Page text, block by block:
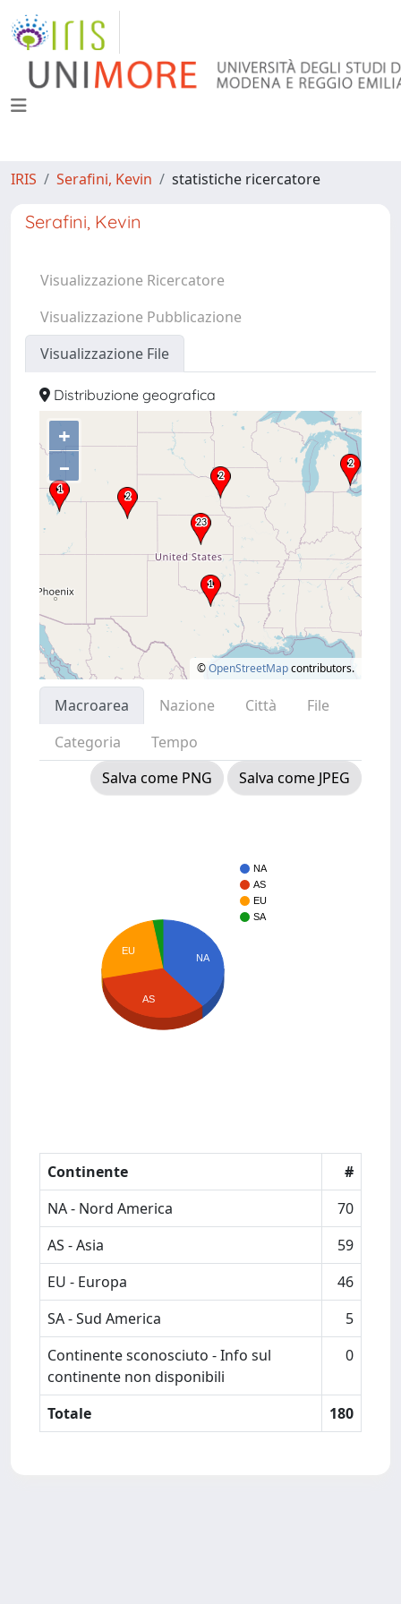
IRIS Serafini, Kevin statistiche ricercatore
Serafini, Kevin
Visualizzazione Ricercatore
Visualizzazione Pubblicazione
Visualizzazione File
Distribuzione geografica
+
–
©OpenStreetMapcontributors.
Macroarea Nazione Città
File
Categoria
Tempo
Salva come PNG
Salva come JPEG
NA
AS
EU
SA
NA
EU
AS
Continente
#
NA - Nord America
70
AS - Asia
59
EU - Europa
46
SA - Sud America
5
Continente sconosciuto - Info sul
continente non disponibili
0
Totale 180